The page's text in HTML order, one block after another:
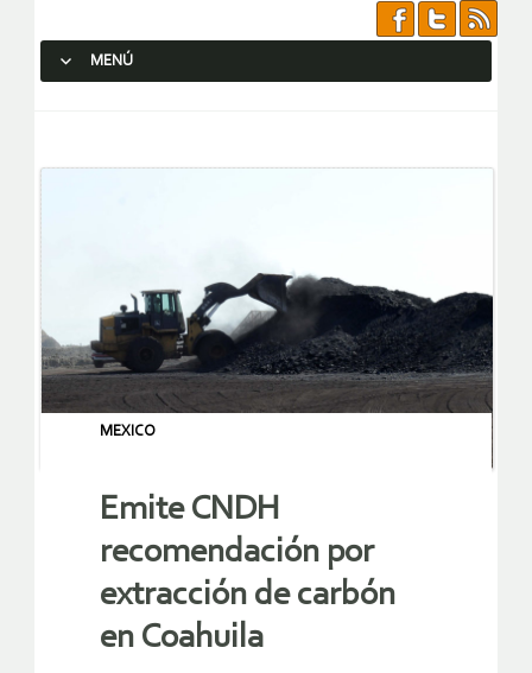
MENÚ
MEXICO
Emite CNDH
recomendación por
extracción de carbón
en Coahuila